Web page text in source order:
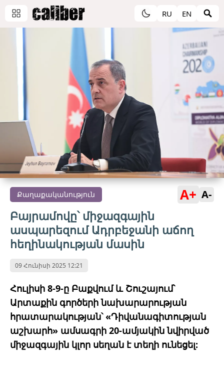
RU EN
Քաղաքականություն A+ A-
Բայրամովը՝ միջազգային
ասպարեզում Ադրբեջանի աճող
հեղինակության մասին
09 Հունիսի 2025 12:21
Հուլիսի 8-9-ը Բաքվում և Շուշայում՝
Արտաքին գործերի նախարարության
հրատարակության՝ «Դիվանագիտության
աշխարհ» ամսագրի 20-ամյակին նվիրված
միջազգային կլոր սեղան է տեղի ունեցել: